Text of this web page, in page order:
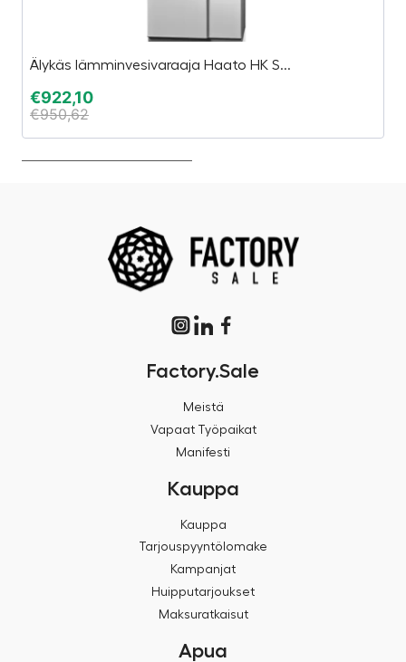
Älykäs lämminvesivaraaja Haato HK S...
€922,10
€950,62
Factory.Sale
Meistä
Vapaat Työpaikat
Manifesti
Kauppa
Kauppa
Tarjouspyyntölomake
Kampanjat
Huipputarjoukset
Maksuratkaisut
Apua